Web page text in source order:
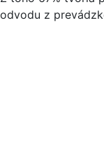
odvodu z